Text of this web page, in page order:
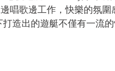
唱歌邊工作，快樂的氛圍
造出的遊艇不僅有一流